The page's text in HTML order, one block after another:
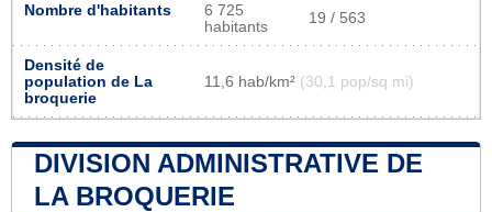
Nombre d'habitants
6 725
habitants
19 / 563
Densité de
population de La
broquerie
11,6 hab/km² (30,1 pop/sq mi)
DIVISION ADMINISTRATIVE DE
LA BROQUERIE